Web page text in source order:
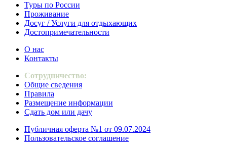
Туры по России
Проживание
Досуг / Услуги для отдыхающих
Достопримечательности
О нас
Контакты
Сотрудничество:
Общие сведения
Правила
Размещение информации
Сдать дом или дачу
Публичная оферта №1 от 09.07.2024
Пользовательское соглашение